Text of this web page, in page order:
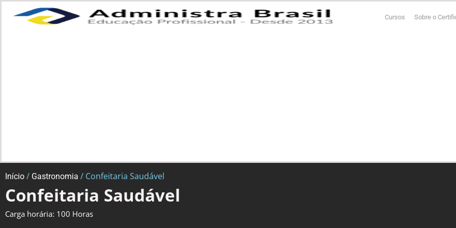
Cursos Sobre o
Início / Gastronomia / Confeitaria Saudável
Confeitaria Saudável
Carga horária: 100 Horas